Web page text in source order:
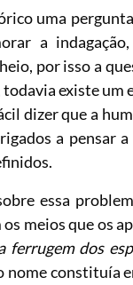
uma
a
por isso a
existe
dizer que a
a pensar
essa
meios que os
ferrugem dos
constituía